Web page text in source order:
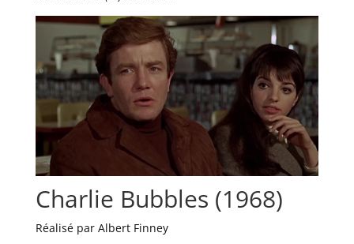
Charlie Bubbles (1968)
Réalisé par Albert Finney